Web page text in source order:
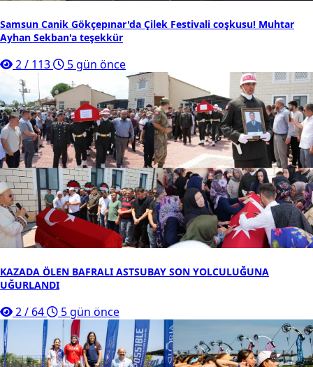
Samsun Canik Gökçepınar'da Çilek Festivali coşkusu! Muhtar
Ayhan Sekban'a teşekkür
2/ 113 5 gün önce
KAZADA ÖLEN BAFRALI ASTSUBAY SON YOLCULUĞUNA
UĞURLANDI
2/ 64 5 gün önce